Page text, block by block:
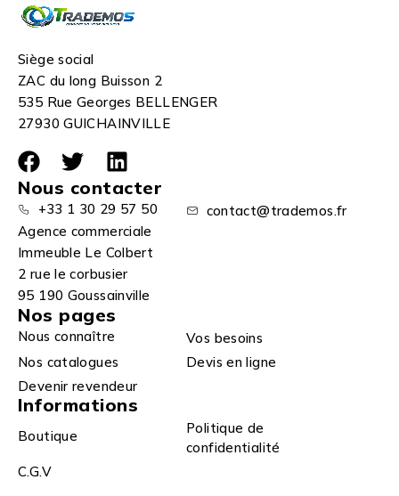
Siège social
ZAC du long Buisson 2
535 Rue Georges BELLENGER
27930 GUICHAINVILLE
Nous contacter
+33 1 30 29 57 50
contact@trademos.fr
Agence commerciale
Immeuble Le Colbert
2 rue le corbusier
95 190 Goussainville
Nos pages
Nous connaître
Vos besoins
Nos catalogues
Devis en ligne
Devenir revendeur
Informations
Boutique
Politique de
confidentialité
C.G.V